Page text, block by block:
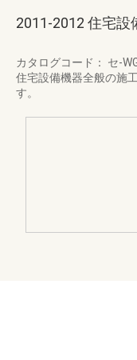
2011-2012 住宅設
カタログコード： セ-
住宅設備機器全般の施
す。